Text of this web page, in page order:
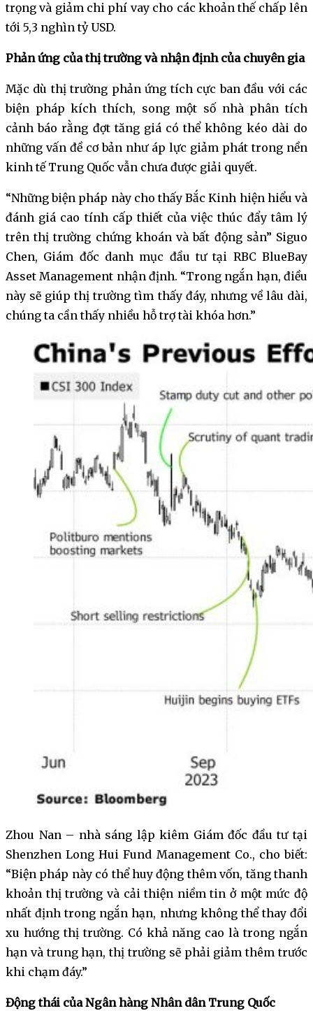
trọng và giảm chi phí vay cho các khoản thế chấp lên
tới 5,3 nghìn tỷ USD.
Phản ứng của thị trường và nhận định của chuyên gia
Mặc dù thị trường phản ứng tích cực ban đầu với các
biện pháp kích thích, song một số nhà phân tích
cảnh báo rằng đợt tăng giá có thể không kéo dài do
những vấn đề cơ bản như áp lực giảm phát trong nền
kinh tế Trung Quốc vẫn chưa được giải quyết.
“Những biện pháp này cho thấy Bắc Kinh hiện hiểu và
đánh giá cao tính cấp thiết của việc thúc đẩy tâm lý
trên thị trường chứng khoán và bất động sản” Siguo
Chen, Giám đốc danh mục đầu tư tại RBC BlueBay
Asset Management nhận định. “Trong ngắn hạn, điều
này sẽ giúp thị trường tìm thấy đáy, nhưng về lâu dài,
chúng ta cần thấy nhiều hỗ trợ tài khóa hơn.”
Zhou Nan – nhà sáng lập kiêm Giám đốc đầu tư tại
Shenzhen Long Hui Fund Management Co., cho biết:
“Biện pháp này có thể huy động thêm vốn, tăng thanh
khoản thị trường và cải thiện niềm tin ở một mức độ
nhất định trong ngắn hạn, nhưng không thể thay đổi
xu hướng thị trường. Có khả năng cao là trong ngắn
hạn và trung hạn, thị trường sẽ phải giảm thêm trước
khi chạm đáy.”
Động thái của Ngân hàng Nhân dân Trung Quốc